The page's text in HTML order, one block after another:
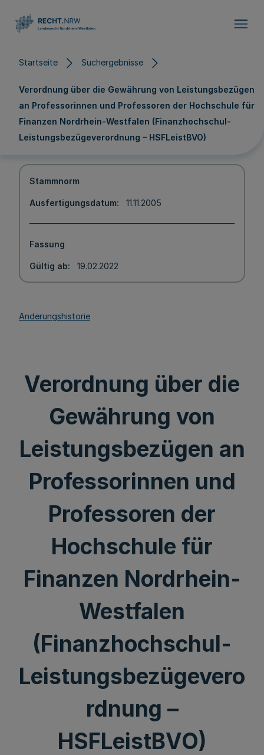
Startseite Suchergebnisse
Verordnung über die Gewährung von Leistungsbezügen
an Professorinnen und Professoren der Hochschule für
Finanzen Nordrhein-Westfalen (Finanzhochschul-
Leistungsbezügeverordnung – HSFLeistBVO)
Stammnorm
Ausfertigungsdatum 11.11.2005
Fassung
Gültig ab 19.02.2022
Änderungshistorie
Verordnung über die
Gewährung von
Leistungsbezügen an
Professorinnen und
Professoren der
Hochschule für
Finanzen Nordrhein-
Westfalen
(Finanzhochschul-
Leistungsbezügevero
rdnung –
HSFLeistBVO)